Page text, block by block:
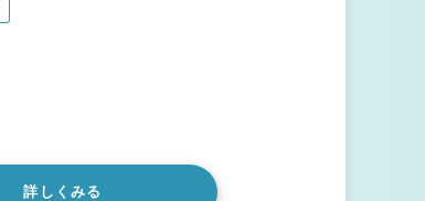
詳しくみる